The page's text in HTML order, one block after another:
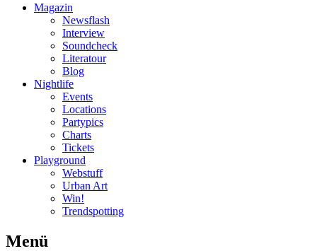
Magazin
Newsflash
Interview
Soundcheck
Literatour
Blog
Nightlife
Events
Locations
Partypics
Charts
Tickets
Playground
Webstuff
Urban Art
Win!
Trendspotting
Menü